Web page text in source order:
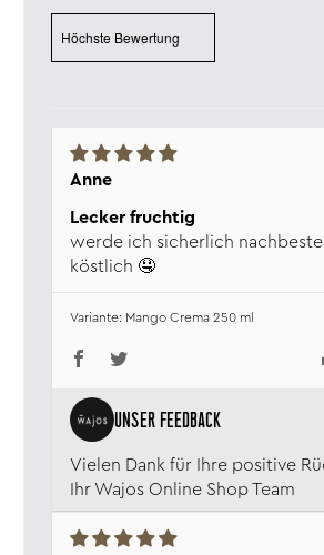
Anne
Lecker fruchtig
werde ich sicherlich
köstlich 🤤
Vielen Dank für Ihre positive
Ihr Wajos Online Shop Team
Mango Crema 250 ml